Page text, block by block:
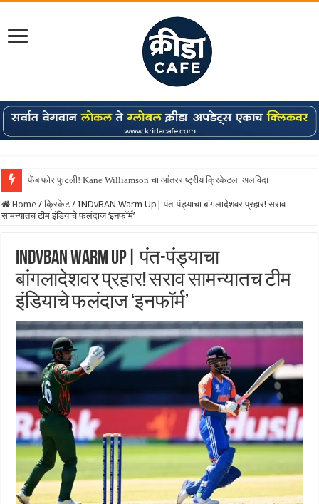
फॅब फोर फुटली! Kane Williamson चा आंतरराष्ट्रीय क्रिकेटला अलविदा
Home / क्रिकेट / INDvBAN Warm Up| पंत-पंड्याचा बांगलादेशवर प्रहार! सराव
सामन्यातच टीम इंडियाचे फलंदाज ‘इनफॉर्म’
INDvBAN Warm Up| पंत-पंड्याचा
बांगलादेशवर प्रहार! सराव सामन्यातच टीम
इंडियाचे फलंदाज ‘इनफॉर्म’